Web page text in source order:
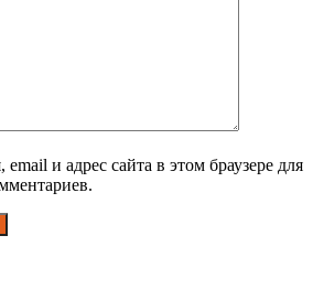
и адрес сайта в этом браузере для